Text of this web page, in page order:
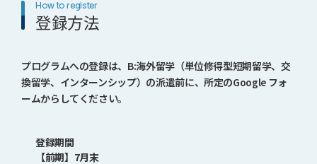
How to register
登録方法
プログラムへの登録は、B:海外留学（単位修得型短期留学、交
換留学、インターンシップ）の派遣前に、所定のGoogle フォ
ームからしてください。
登録期間
【前期】7月末